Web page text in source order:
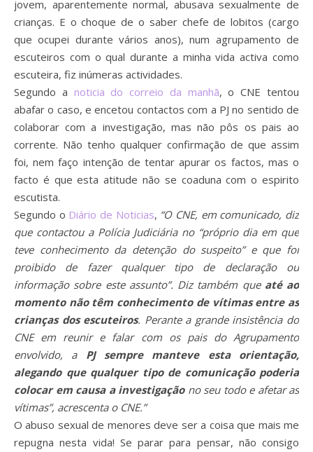
jovem, aparentemente normal, abusava sexualmente de
crianças. E o choque de o saber chefe de lobitos (cargo
que ocupei durante vários anos), num agrupamento de
escuteiros com o qual durante a minha vida activa como
escuteira, fiz inúmeras actividades.
Segundo a noticia do correio da manhã, o CNE tentou
abafar o caso, e encetou contactos com a PJ no sentido de
colaborar com a investigação, mas não pôs os pais ao
corrente. Não tenho qualquer confirmação de que assim
foi, nem faço intenção de tentar apurar os factos, mas o
facto é que esta atitude não se coaduna com o espirito
escutista.
Segundo o Diário de Noticias, “O CNE, em comunicado, diz
que contactou a Polícia Judiciária no “próprio dia em que
teve conhecimento da detenção do suspeito” e que foi
proibido de fazer qualquer tipo de declaração ou
informação sobre este assunto”. Diz também que até ao
momento não têm conhecimento de vítimas entre as
crianças dos escuteiros. Perante a grande insistência do
CNE em reunir e falar com os pais do Agrupamento
envolvido, a PJ sempre manteve esta orientação,
alegando que qualquer tipo de comunicação poderia
colocar em causa a investigaçãono seu todo e afetar as
vítimas”, acrescenta o CNE.”
O abuso sexual de menores deve ser a coisa que mais me
repugna nesta vida! Se parar para pensar, não consigo